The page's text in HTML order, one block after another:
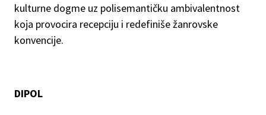
kulturne dogme uz polisemantičku ambivalentnost
koja provocira recepciju i redefiniše žanrovske
konvencije.
DIPOL